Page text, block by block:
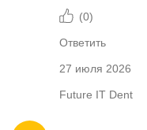
(0)
Ответить
27 июля 2026
Future IT Dent